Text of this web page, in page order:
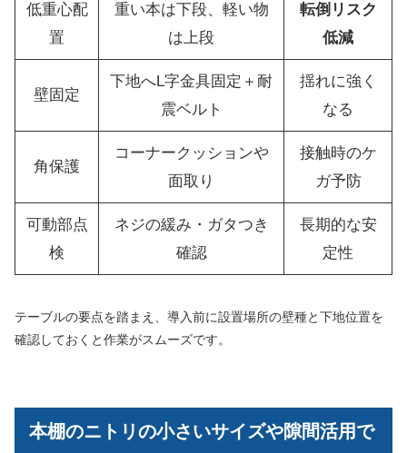
低重心配
置
重い本は下段、軽い物
は上段
転倒リスク
低減
壁固定
下地へL字金具固定＋耐
震ベルト
揺れに強く
なる
角保護
コーナークッションや
面取り
接触時のケ
ガ予防
可動部点
検
ネジの緩み・ガタつき
確認
長期的な安
定性
テーブルの要点を踏まえ、導入前に設置場所の壁種と下地位置を
確認しておくと作業がスムーズです。
本棚のニトリの小さいサイズや隙間活用で